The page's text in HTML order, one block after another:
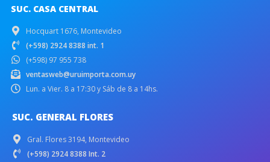
SUC. CASA CENTRAL
Hocquart 1676, Montevideo
(+598) 2924 8388 int. 1
(+598) 97 955 738
ventasweb@uruimporta.com.uy
Lun. a Vier. 8 a 17:30 y Sáb de 8 a 14hs.
SUC. GENERAL FLORES
Gral. Flores 3194, Montevideo
(+598) 2924 8388 Int. 2